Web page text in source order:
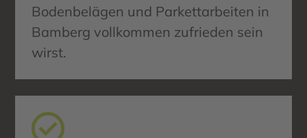
Bodenbelägen und Parkettarbeiten in
Bamberg vollkommen zufrieden sein
wirst.